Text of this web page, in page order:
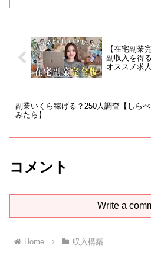
【在宅副業
副収入を得
オススメ求
副業いくら稼げる？250人調査【しら
みたら】
コメント
Write a
Home 収入構築